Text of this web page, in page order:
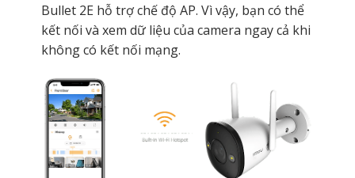
Bullet 2E hỗ trợ chế độ AP. Vì vậy, bạn có thể
kết nối và xem dữ liệu của camera ngay cả khi
không có kết nối mạng.